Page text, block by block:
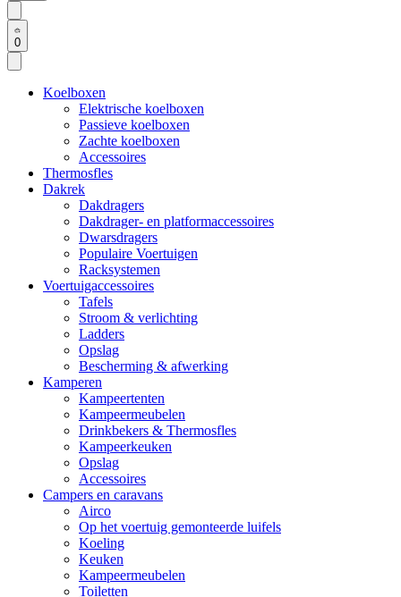
0
Koelboxen
Elektrische koelboxen
Passieve koelboxen
Zachte koelboxen
Accessoires
Thermosfles
Dakrek
Dakdragers
Dakdrager- en platformaccessoires
Dwarsdragers
Populaire Voertuigen
Racksystemen
Voertuigaccessoires
Tafels
Stroom & verlichting
Ladders
Opslag
Bescherming & afwerking
Kamperen
Kampeertenten
Kampeermeubelen
Drinkbekers & Thermosfles
Kampeerkeuken
Opslag
Accessoires
Campers en caravans
Airco
Op het voertuig gemonteerde luifels
Koeling
Keuken
Kampeermeubelen
Toiletten